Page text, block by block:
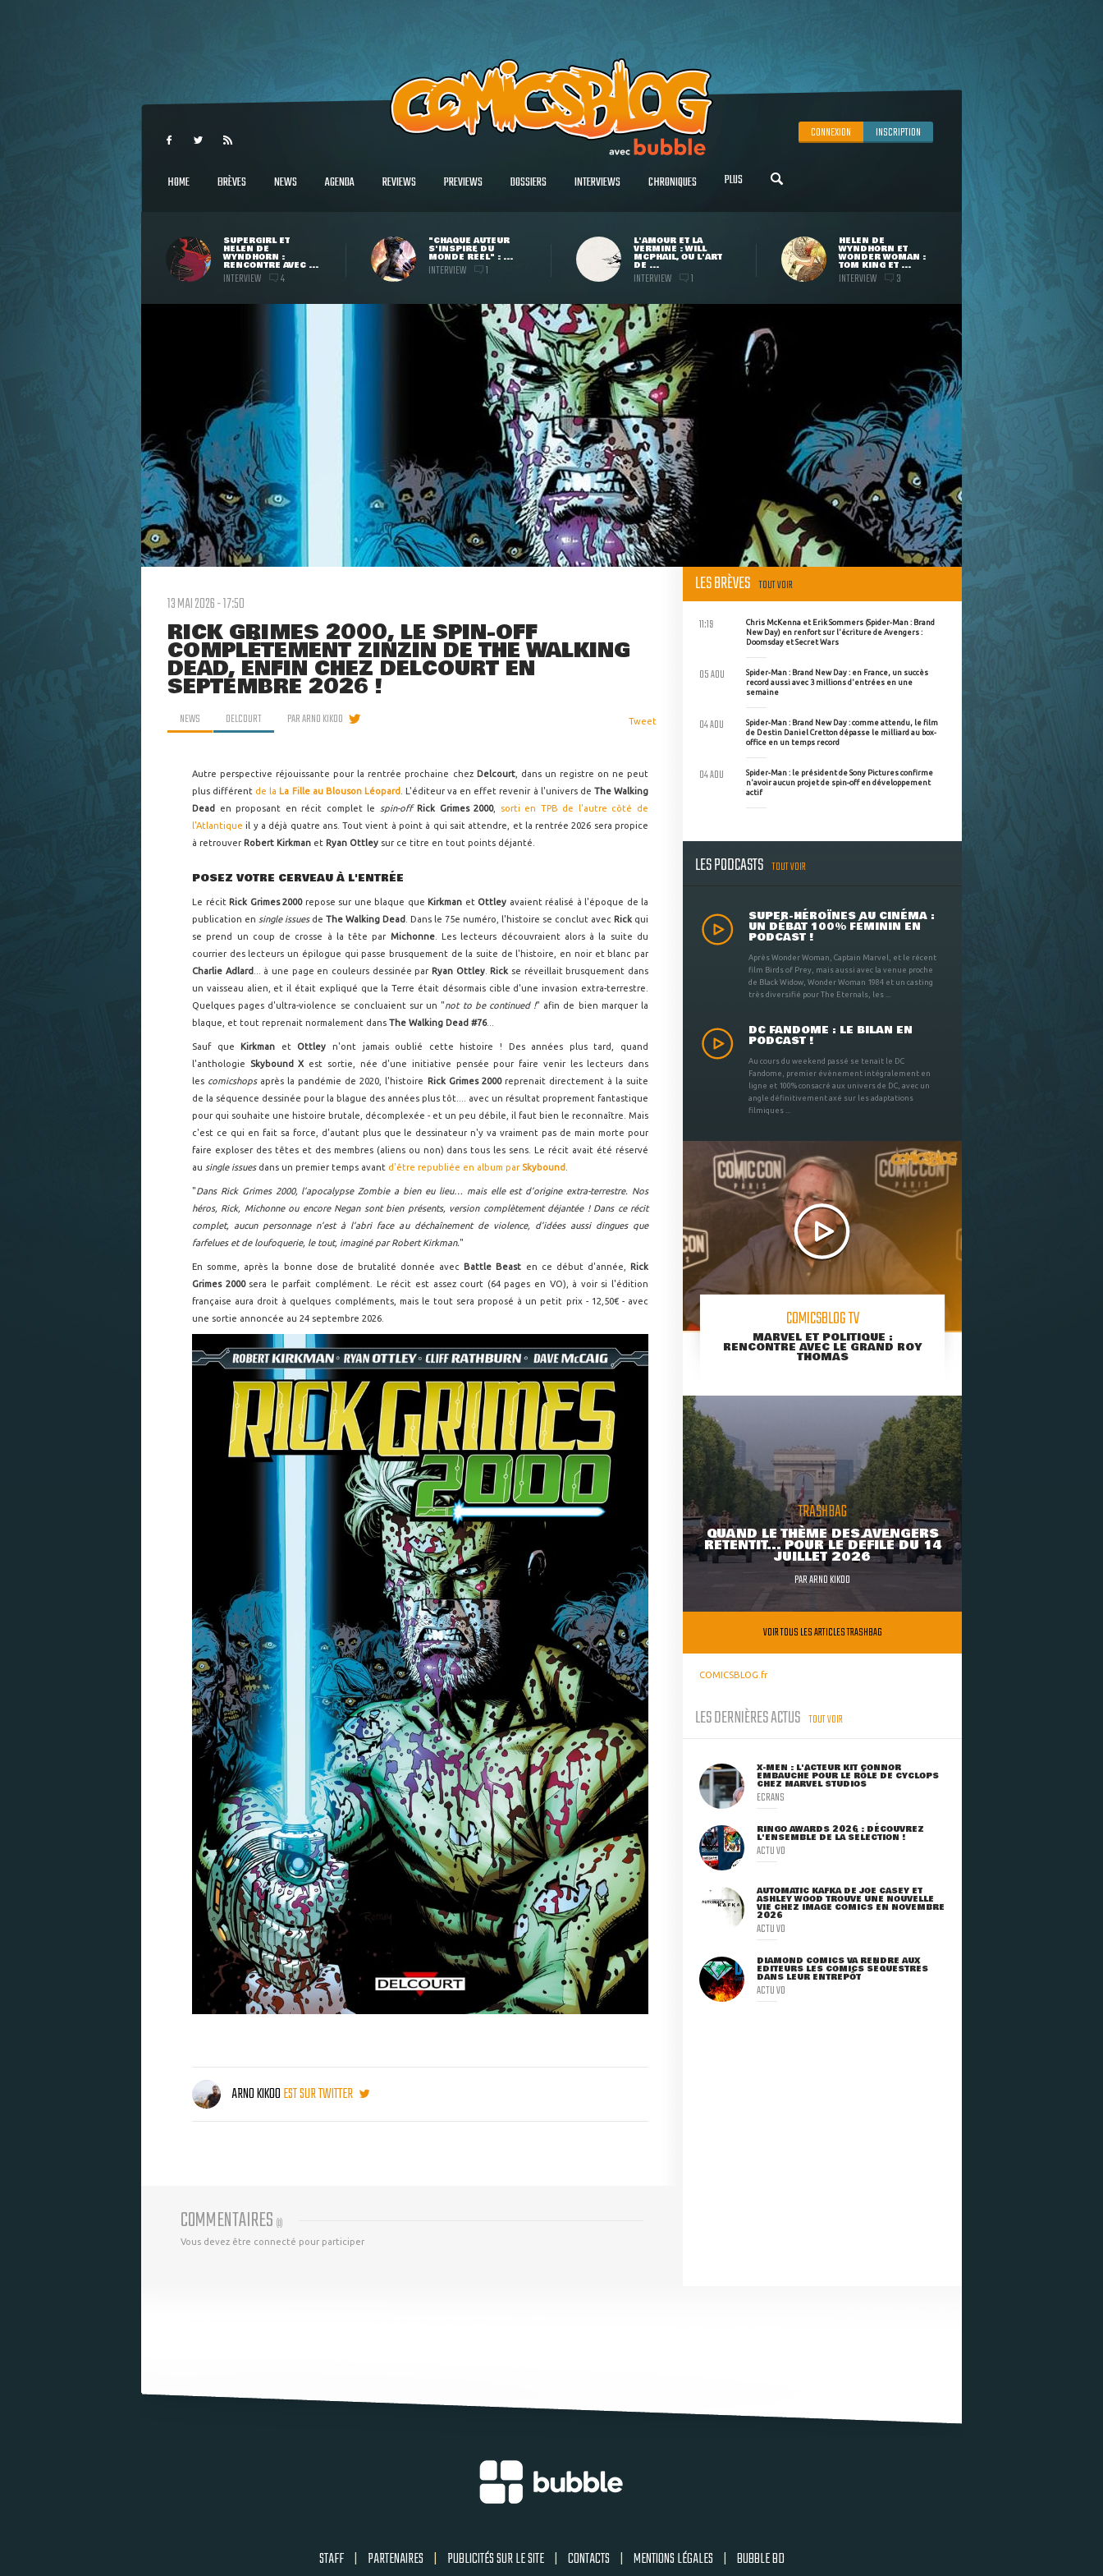
CONNEXION INSCRIPTION
HOME BRÈVES NEWS AGENDA REVIEWS PREVIEWS DOSSIERS INTERVIEWS CHRONIQUES PLUS
SUPERGIRL ET
HELEN DE
WYNDHORN :
RENCONTRE AVEC ...
INTERVIEW 4
"CHAQUE AUTEUR
S'INSPIRE DU
MONDE RÉEL" : ...
INTERVIEW 1
L'AMOUR ET LA
VERMINE : WILL
MCPHAIL, OU L'ART
DE ...
INTERVIEW 1
HELEN DE
WYNDHORN ET
WONDER WOMAN :
TOM KING ET ...
INTERVIEW 3
13 MAI 2026 - 17:50
RICK GRIMES 2000, LE SPIN-OFF
COMPLÈTEMENT ZINZIN DE THE WALKING
DEAD, ENFIN CHEZ DELCOURT EN
SEPTEMBRE 2026 !
NEWS DELCOURT PARARNO KIKOO Tweet
Autre perspective réjouissante pour la rentrée prochaine chez Delcourt, dans un registre on ne peut
plus différent de la La Fille au Blouson Léopard . L'éditeur va en effet revenir à l'univers de The Walking
Dead
en proposant en récit complet le spin-off Rick Grimes 2000, sorti en TPB de l'autre côté de
l'Atlantique il y a déjà quatre ans. Tout vient à point à qui sait attendre, et la rentrée 2026 sera propice
à retrouver Robert Kirkman et Ryan Ottley sur ce titre en tout points déjanté.
POSEZ VOTRE CERVEAU À L'ENTRÉE
Le récit Rick Grimes 2000 repose sur une blaque que Kirkman et Ottley avaient réalisé à l'époque de la
publication en single issues de The Walking Dead . Dans le 75e numéro, l'histoire se conclut avec Rick qui
se prend un coup de crosse à la tête par Michonne. Les lecteurs découvraient alors à la suite du
courrier des lecteurs un épilogue qui passe brusquement de la suite de l'histoire, en noir et blanc par
Charlie Adlard
... à une page en couleurs dessinée par Ryan Ottley. Rick se réveillait brusquement dans
un vaisseau alien, et il était expliqué que la Terre était désormais cible d'une invasion extra-terrestre.
Quelques pages d'ultra-violence se concluaient sur un "not to be continued !" afin de bien marquer la
blaque, et tout reprenait normalement dans The Walking Dead #76...
Sauf que Kirkman et Ottleyn'ont jamais oublié cette histoire ! Des années plus tard, quand
l'anthologie
Skybound X est sortie, née d'une initiative pensée pour faire venir les lecteurs dans
les comicshops après la pandémie de 2020, l'histoire Rick Grimes 2000 reprenait directement à la suite
de la séquence dessinée pour la blague des années plus tôt.... avec un résultat proprement fantastique
pour qui souhaite une histoire brutale, décomplexée - et un peu débile, il faut bien le reconnaître. Mais
c'est ce qui en fait sa force, d'autant plus que le dessinateur n'y va vraiment pas de main morte pour
faire exploser des têtes et des membres (aliens ou non) dans tous les sens. Le récit avait été réservé
au single issues dans un premier temps avant d'être republiée en album par Skybound
"Dans Rick Grimes 2000, l’apocalypse Zombie a bien eu lieu… mais elle est d’origine extra-terrestre. Nos
héros, Rick, Michonne ou encore Negan sont bien présents, version complètement déjantée ! Dans ce récit
complet, aucun personnage n’est à l’abri face au déchaînement de violence, d’idées aussi dingues que
farfelues et de loufoquerie, le tout, imaginé par Robert Kirkman."
En somme, après la bonne dose de brutalité donnée avec Battle Beast en ce début d'année,
Rick
Grimes 2000 sera le parfait complément. Le récit est assez court (64 pages en VO), à voir si l'édition
française aura droit à quelques compléments, mais le tout sera proposé à un petit prix - 12,50€ - avec
une sortie annoncée au 24 septembre 2026.
ARNO KIKOOEST SUR TWITTER
COMMENTAIRES (0)
Vous devez être connecté pour participer
LES BRÈVES TOUT VOIR
Chris McKenna et Erik Sommers (Spider-Man : Brand
New Day) en renfort sur l'écriture de Avengers :
Doomsday et Secret Wars
11:19
Spider-Man : Brand New Day : en France, un succès
record aussi avec 3 millions d'entrées en une
semaine
05 AOU
Spider-Man : Brand New Day : comme attendu, le film
de Destin Daniel Cretton dépasse le milliard au box-
office en un temps record
04 AOU
Spider-Man : le président de Sony Pictures confirme
n'avoir aucun projet de spin-off en développement
actif
04 AOU
LES PODCASTS TOUT VOIR
SUPER-HÉROÏNES AU CINÉMA :
UN DÉBAT 100% FÉMININ EN
PODCAST !
Après Wonder Woman, Captain Marvel, et le récent
film Birds of Prey, mais aussi avec la venue proche
de Black Widow, Wonder Woman 1984 et un casting
très diversifié pour The Eternals, les ...
DC FANDOME : LE BILAN EN
PODCAST !
Au cours du weekend passé se tenait le DC
Fandome, premier évènement intégralement en
ligne et 100% consacré aux univers de DC, avec un
angle définitivement axé sur les adaptations
filmiques ...
COMICSBLOG TV
MARVEL ET POLITIQUE :
RENCONTRE AVEC LE GRAND ROY
THOMAS
TRASHBAG
QUAND LE THÈME DES AVENGERS
RETENTIT... POUR LE DÉFILÉ DU 14
JUILLET 2026
PARARNO KIKOO
VOIR TOUS LES ARTICLES TRASHBAG
COMICSBLOG.fr
LES DERNIÈRES ACTUS TOUT VOIR
X-MEN : L'ACTEUR KIT CONNOR
EMBAUCHÉ POUR LE RÔLE DE CYCLOPS
CHEZ MARVEL STUDIOS
ECRANS
RINGO AWARDS 2026 : DÉCOUVREZ
L'ENSEMBLE DE LA SÉLECTION !
ACTU VO
AUTOMATIC KAFKA DE JOE CASEY ET
ASHLEY WOOD TROUVE UNE NOUVELLE
VIE CHEZ IMAGE COMICS EN NOVEMBRE
2026
ACTU VO
DIAMOND COMICS VA RENDRE AUX
ÉDITEURS LES COMICS SÉQUESTRÉS
DANS LEUR ENTREPÔT
ACTU VO
STAFF | PARTENAIRES | PUBLICITÉS SUR LE SITE | CONTACTS | MENTIONS LÉGALES | BUBBLE BD